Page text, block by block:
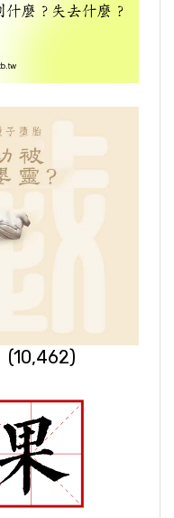
(10,462)